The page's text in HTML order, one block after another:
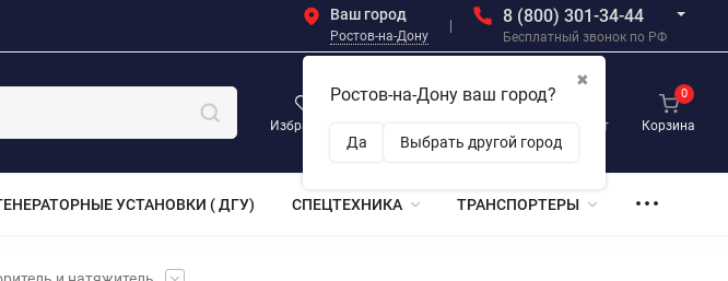
Ваш город
Ростов-на-Дону
✖
Ростов-на-Дону ваш город?
Да Выбрать другой город
8 (800) 301-34-44
Бесплатный звонок по РФ
Избранное
0
Личный кабинет Корзина
0
УСТАНОВКИ ( ДГУ) СПЕЦТЕХНИКА ТРАНСПОРТЕРЫ